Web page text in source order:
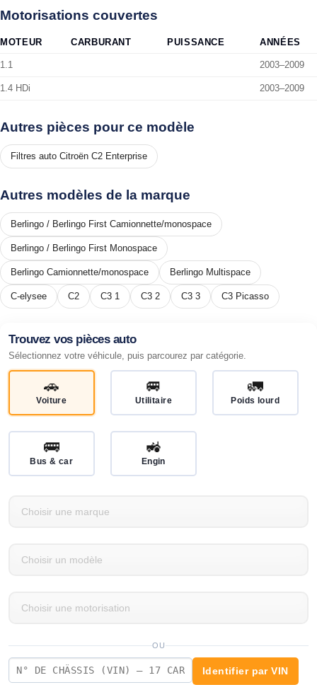
Motorisations couvertes
MOTEUR CARBURANT PUISSANCE ANNÉES
1.1 2003–2009
1.4 HDi 2003–2009
Autres pièces pour ce modèle
Filtres auto Citroën C2 Enterprise
Autres modèles de la marque
Berlingo / Berlingo First Camionnette/monospace
Berlingo / Berlingo First Monospace
Berlingo Camionnette/monospace Berlingo Multispace
C-elysee C2 C3 1 C3 2 C3 3 C3 Picasso
Trouvez vos pièces auto
Sélectionnez votre véhicule, puis parcourez par catégorie.
🚗
Voiture
🚐
Utilitaire
🚛
Poids lourd
🚌
Bus & car
🚜
Engin
OU
Identifier par VIN